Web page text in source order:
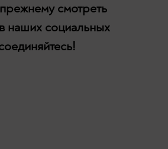
смотреть
наших социальных